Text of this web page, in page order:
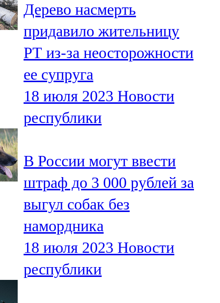
Мамадыш
106,2 FM
Минзәлә
107,3 FM
Мөслим
100,0 FM
104,7 FM
Олы Әтнә
71,42 FM
Сарман
107,8 FM
Теләче
Дерево насмерть
придавило жительницу
РТ из-за неосторожности
ее супруга
18 июля 2023 Новости
республики
В России могут ввести
штраф до 3 000 рублей за
выгул собак без
намордника
18 июля 2023 Новости
республики